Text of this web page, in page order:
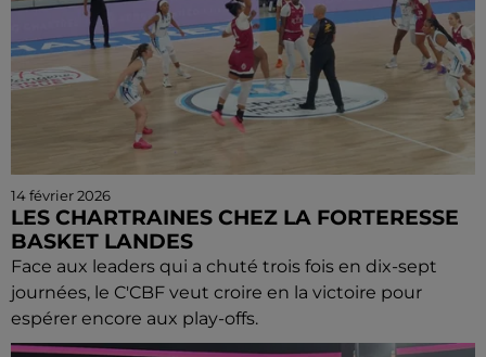
14 février 2026
LES CHARTRAINES CHEZ LA FORTERESSE
BASKET LANDES
Face aux leaders qui a chuté trois fois en dix-sept
journées, le C'CBF veut croire en la victoire pour
espérer encore aux play-offs.